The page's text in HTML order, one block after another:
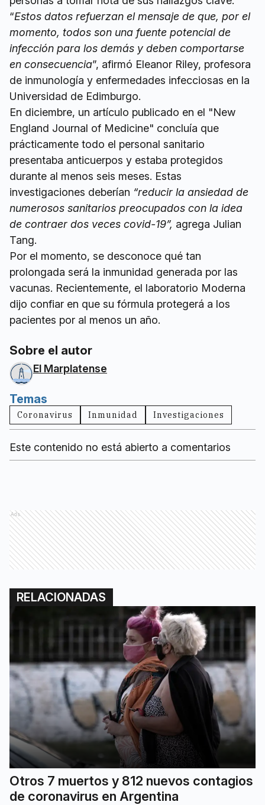
“Estos datos refuerzan el mensaje de que, por el
momento, todos son una fuente potencial de
infección para los demás y deben comportarse
en consecuencia”, afirmó Eleanor Riley, profesora
de inmunología y enfermedades infecciosas en la
Universidad de Edimburgo.
En diciembre, un artículo publicado en el "New
England Journal of Medicine" concluía que
prácticamente todo el personal sanitario
presentaba anticuerpos y estaba protegidos
durante al menos seis meses. Estas
investigaciones deberían “reducir la ansiedad de
numerosos sanitarios preocupados con la idea
de contraer dos veces covid-19”, agrega Julian
Tang.
Por el momento, se desconoce qué tan
prolongada será la inmunidad generada por las
vacunas. Recientemente, el laboratorio Moderna
dijo confiar en que su fórmula protegerá a los
pacientes por al menos un año.
Sobre el autor
El Marplatense
Temas
Coronavirus Inmunidad Investigaciones
Este contenido no está abierto a comentarios
Ads
RELACIONADAS
Otros 7 muertos y 812 nuevos contagios
de coronavirus en Argentina